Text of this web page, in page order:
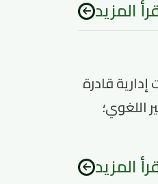
المزيد
قادرة
اللغوي؛
المزيد